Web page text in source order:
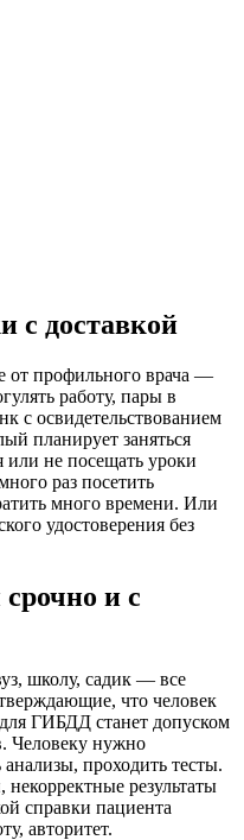
с доставкой
от профильного врача —
работу, пары в
с освидетельствованием
планирует заняться
или не посещать уроки
раз посетить
много времени. Или
удостоверения без
и с
школу, садик — все
что человек
ГИБДД станет допуском
Человеку нужно
проходить тесты.
результаты
справки пациента
авторитет.